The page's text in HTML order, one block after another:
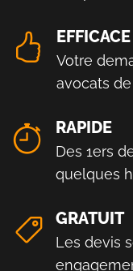
EFFICACE
Votre
avocats
RAPIDE
Des 1ers
quelques
GRATUIT
Les devis